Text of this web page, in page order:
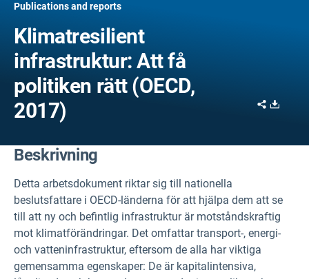
Publications and reports
Klimatresilient
infrastruktur: Att få
politiken rätt (OECD,
2017)
Share
Beskrivning
Detta arbetsdokument riktar sig till nationella
beslutsfattare i OECD-länderna för att hjälpa dem att se
till att ny och befintlig infrastruktur är motståndskraftig
mot klimatförändringar. Det omfattar transport-, energi-
och vatteninfrastruktur, eftersom de alla har viktiga
gemensamma egenskaper: De är kapitalintensiva,